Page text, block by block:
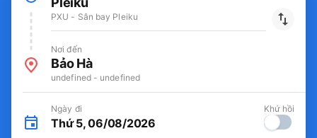
PXU - Sân bay Pleiku
Nơi đến
Bảo Hà
undefined - undefined
Ngày đi
Thứ 5, 06/08/2026
Khứ hồi